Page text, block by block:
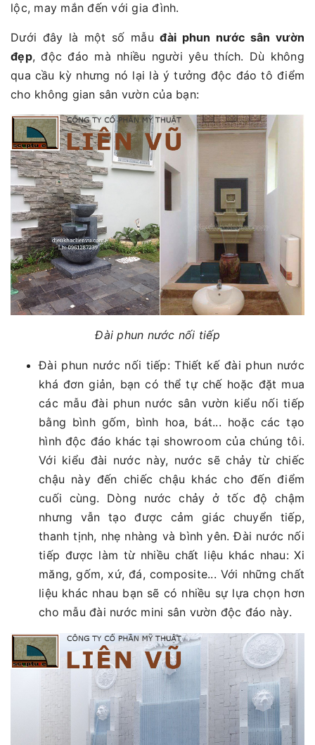
lộc, may mắn đến với gia đình.
Dưới đây là một số mẫuđài phun nước sân vườn
đẹp, độc đáo mà nhiều người yêu thích. Dù không
qua cầu kỳ nhưng nó lại là ý tưởng độc đáo tô điểm
cho không gian sân vườn của bạn:
Đài phun nước nối tiếp
Đài phun nước nối tiếp: Thiết kế đài phun nước
khá đơn giản, bạn có thể tự chế hoặc đặt mua
các mẫu đài phun nước sân vườn kiểu nối tiếp
bằng bình gốm, bình hoa, bát... hoặc các tạo
hình độc đáo khác tại showroom của chúng tôi.
Với kiểu đài nước này, nước sẽ chảy từ chiếc
chậu này đến chiếc chậu khác cho đến điểm
cuối cùng. Dòng nước chảy ở tốc độ chậm
nhưng vẫn tạo được cảm giác chuyển tiếp,
thanh tịnh, nhẹ nhàng và bình yên. Đài nước nối
tiếp được làm từ nhiều chất liệu khác nhau: Xi
măng, gốm, xứ, đá, composite... Với những chất
liệu khác nhau bạn sẽ có nhiều sự lựa chọn hơn
cho mẫu đài nước mini sân vườn độc đáo này.